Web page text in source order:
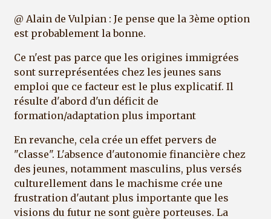
@ Alain de Vulpian : Je pense que la 3ème option
est probablement la bonne.
Ce n'est pas parce que les origines immigrées
sont surreprésentées chez les jeunes sans
emploi que ce facteur est le plus explicatif. Il
résulte d'abord d'un déficit de
formation/adaptation plus important
En revanche, cela crée un effet pervers de
"classe". L'absence d'autonomie financière chez
des jeunes, notamment masculins, plus versés
culturellement dans le machisme crée une
frustration d'autant plus importante que les
visions du futur ne sont guère porteuses. La